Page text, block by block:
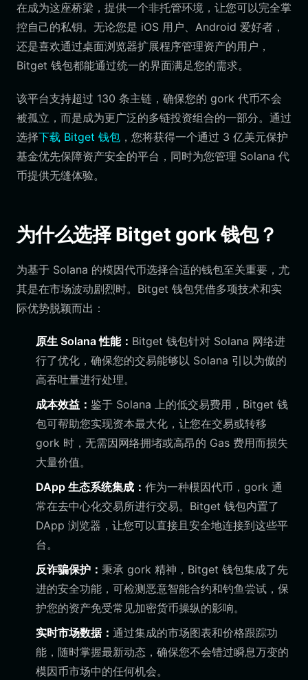
在成为这座桥梁，提供一个非托管环境，让您可以完全掌
控自己的私钥。无论您是 iOS 用户、Android 爱好者，
还是喜欢通过桌面浏览器扩展程序管理资产的用户，
Bitget 钱包都能通过统一的界面满足您的需求。
该平台支持超过 130 条主链，确保您的 gork 代币不会
被孤立，而是成为更广泛的多链投资组合的一部分。通过
选择下载 Bitget 钱包 ，您将获得一个通过 3 亿美元保护
基金优先保障资产安全的平台，同时为您管理 Solana 代
币提供无缝体验。
为什么选择 Bitget gork 钱包？
为基于 Solana 的模因代币选择合适的钱包至关重要，尤
其是在市场波动剧烈时。Bitget 钱包凭借多项技术和实
际优势脱颖而出：
原生 Solana 性能： Bitget 钱包针对 Solana 网络进
行了优化，确保您的交易能够以 Solana 引以为傲的
高吞吐量进行处理。
成本效益： 鉴于 Solana 上的低交易费用，Bitget 钱
包可帮助您实现资本最大化，让您在交易或转移
gork 时，无需因网络拥堵或高昂的 Gas 费用而损失
大量价值。
DApp 生态系统集成： 作为一种模因代币，gork 通
常在去中心化交易所进行交易。Bitget 钱包内置了
DApp 浏览器，让您可以直接且安全地连接到这些平
台。
反诈骗保护： 秉承 gork 精神，Bitget 钱包集成了先
进的安全功能，可检测恶意智能合约和钓鱼尝试，保
护您的资产免受常见加密货币操纵的影响。
实时市场数据： 通过集成的市场图表和价格跟踪功
能，随时掌握最新动态，确保您不会错过瞬息万变的
模因币市场中的任何机会。